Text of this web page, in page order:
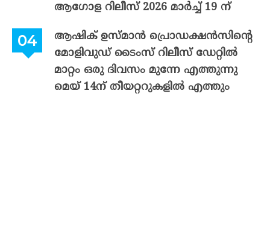
ആഗോള റിലീസ് 2026 മാർച്ച് 19 ന്
ആഷിക് ഉസ്മാൻ പ്രൊഡക്ഷൻസിന്റെ
മോളിവുഡ് ടൈംസ് റിലീസ് ഡേറ്റിൽ
മാറ്റം ഒരു ദിവസം മുന്നേ എത്തുന്നു
മെയ് 14ന് തീയറ്ററുകളിൽ എത്തും